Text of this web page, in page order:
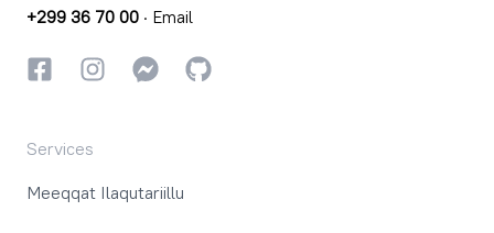
+299 36 70 00 · Email
FacebookkiInstagrammiInstagrammi
GitHub
Services
Meeqqat Ilaqutariillu